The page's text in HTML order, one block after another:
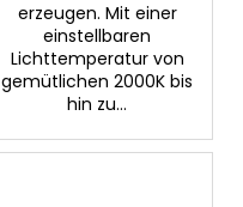
erzeugen. Mit einer
einstellbaren
Lichttemperatur von
gemütlichen 2000K bis
hin zu...